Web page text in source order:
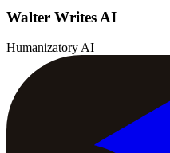
Walter Writes AI
Humanizatory AI